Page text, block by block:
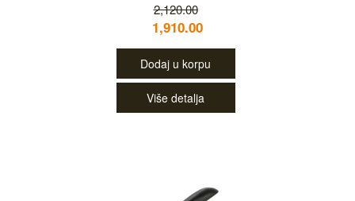
2,120.00
1,910.00
Dodaj u korpu
Više detalja